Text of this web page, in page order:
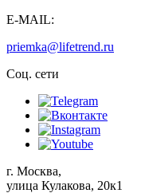
E-MAIL:
priemka@lifetrend.ru
Соц. сети
г. Москва,
улица Кулакова, 20к1